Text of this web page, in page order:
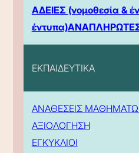
ΑΔΕΙΕΣ (νομοθεσία &
έντυπα)ΑΝΑΠΛΗΡΩΤΕΣ
ΕΚΠΑΙΔΕΥΤΙΚΑ
ΑΝΑΘΕΣΕΙΣ
ΑΞΙΟΛΟΓΗΣΗ
ΕΓΚΥΚΛΙΟΙ